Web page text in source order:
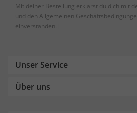
Mit deiner Bestellung erklärst du dich mit
und den Allgemeinen
einverstanden. [+]
Unser Service
Über uns